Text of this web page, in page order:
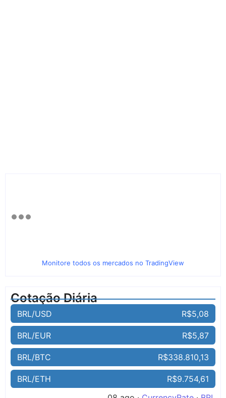
Monitore todos os mercados no TradingView
Cotação Diária
BRL/USD R$5,08
BRL/EUR R$5,87
BRL/BTC R$338.810,13
BRL/ETH
R$9.754,61